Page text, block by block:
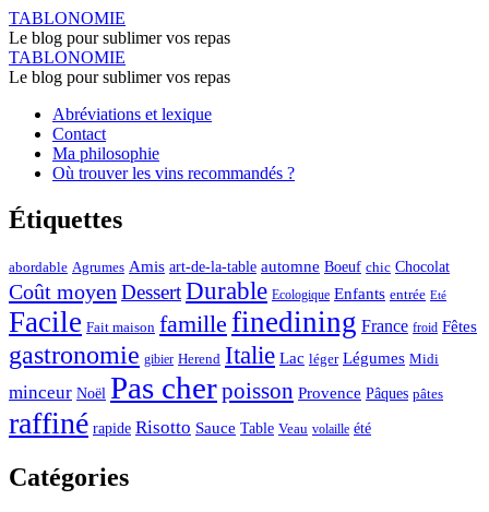
Archives
des
Cool
TABLONOMIE
TABLONOMIE
Le blog pour sublimer vos repas
Archives
des
Cool
TABLONOMIE
TABLONOMIE
Le blog pour sublimer vos repas
Aller
contenu
Abréviations et lexique
Contact
Ma philosophie
Où trouver les vins recommandés ?
Étiquettes
abordable Agrumes Amis art-de-la-table automne Boeuf chic Chocolat
Coût moyen DessertDurable Ecologique Enfants entrée Eté
Facile Fait maison famille finedining France froid Fêtes
gastronomie gibier Herend Italie Lac léger Légumes Midi
minceur Noël Pas cherpoisson Provence Pâques pâtes
raffiné rapide Risotto Sauce Table Veau volaille été
Catégories